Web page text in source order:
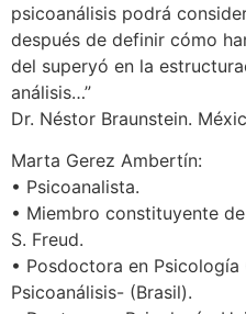
psicoanálisis podrá
después de definir cómo
del superyó en la
análisis…”
Dr. Néstor Braunstein.
Marta Gerez Ambertín:
• Psicoanalista.
• Miembro constituyente
S. Freud.
• Posdoctora en
Psicoanálisis- (Brasil).